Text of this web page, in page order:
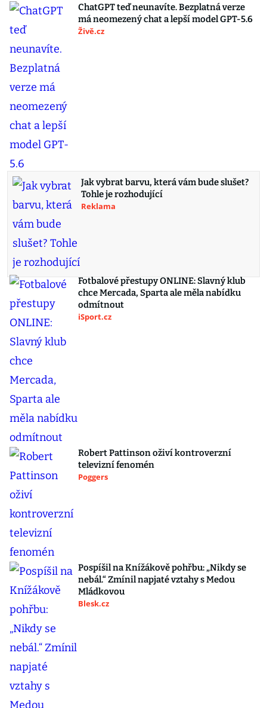
ChatGPT teď neunavíte. Bezplatná verze
má neomezený chat a lepší model GPT-5.6
Živě.cz
Jak vybrat barvu, která vám bude slušet?
Tohle je rozhodující
Reklama
Fotbalové přestupy ONLINE: Slavný klub
chce Mercada, Sparta ale měla nabídku
odmítnout
iSport.cz
Robert Pattinson oživí kontroverzní
televizní fenomén
Poggers
Pospíšil na Knížákově pohřbu: „Nikdy se
nebál.“ Zmínil napjaté vztahy s Medou
Mládkovou
Blesk.cz